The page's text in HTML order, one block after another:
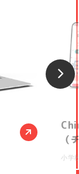
（
小学